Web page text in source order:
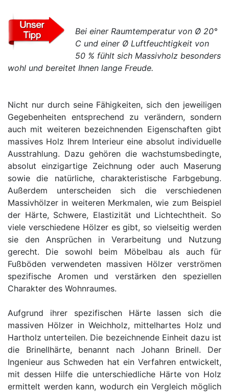
Bei einer Raumtemperatur von Ø 20°
C und einer Ø Luftfeuchtigkeit von
50 % fühlt sich Massivholz besonders
wohl und bereitet Ihnen lange Freude.
Nicht nur durch seine Fähigkeiten, sich den jeweiligen
Gegebenheiten entsprechend zu verändern, sondern
auch mit weiteren bezeichnenden Eigenschaften gibt
massives Holz Ihrem Interieur eine absolut individuelle
Ausstrahlung. Dazu gehören die wachstumsbedingte,
absolut einzigartige Zeichnung oder auch Maserung
sowie die natürliche, charakteristische Farbgebung.
Außerdem unterscheiden sich die verschiedenen
Massivhölzer in weiteren Merkmalen, wie zum Beispiel
der Härte, Schwere, Elastizität und Lichtechtheit. So
viele verschiedene Hölzer es gibt, so vielseitig werden
sie den Ansprüchen in Verarbeitung und Nutzung
gerecht. Die sowohl beim Möbelbau als auch für
Fußböden verwendeten massiven Hölzer verströmen
spezifische Aromen und verstärken den speziellen
Charakter des Wohnraumes.
Aufgrund ihrer spezifischen Härte lassen sich die
massiven Hölzer in Weichholz, mittelhartes Holz und
Hartholz unterteilen. Die bezeichnende Einheit dazu ist
die Brinellhärte, benannt nach Johann Brinell. Der
Ingenieur aus Schweden hat ein Verfahren entwickelt,
mit dessen Hilfe die unterschiedliche Härte von Holz
ermittelt werden kann, wodurch ein Vergleich möglich